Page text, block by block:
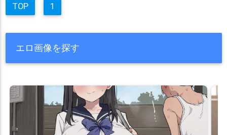
TOP 1
エロ画像を探す